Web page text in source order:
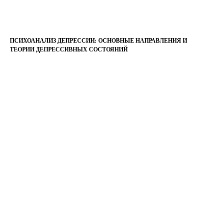
ПСИХОАНАЛИЗ ДЕПРЕССИИ: ОСНОВНЫЕ НАПРАВЛЕНИЯ И
ТЕОРИИ ДЕПРЕССИВНЫХ СОСТОЯНИЙ